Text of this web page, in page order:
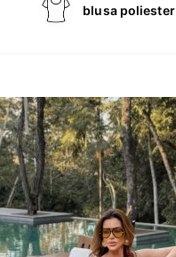
blusa poliester